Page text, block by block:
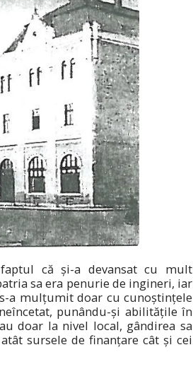
că și-a devansat cu mult
sa era penurie de ingineri, iar
a mulțumit doar cu cunoștințele
punându-și abilitățile în
doar la nivel local, gândirea sa
sursele de finanțare cât și cei